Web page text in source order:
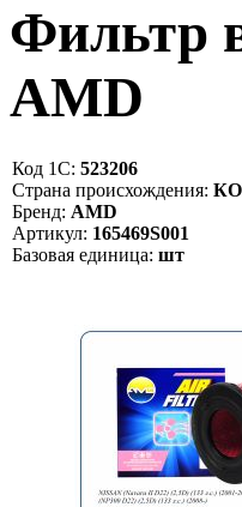
Фильтр
AMD
Код 1С: 523206
Страна происхождения:
Бренд: AMD
Артикул: 165469S001
Базовая единица: шт